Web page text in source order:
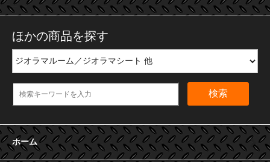
ほかの商品を探す
検索
ホーム